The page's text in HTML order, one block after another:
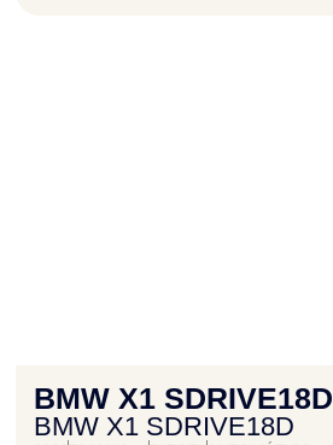
BMW X1 SDRIVE18D
BMW X1 SDRIVE18D